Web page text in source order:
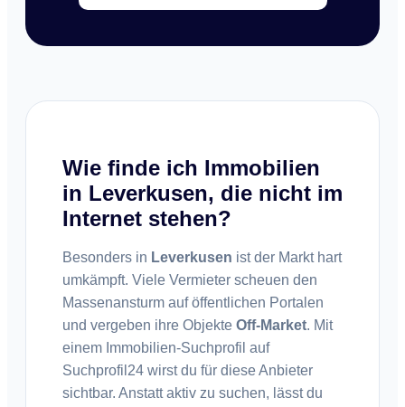
Wie finde ich Immobilien
in Leverkusen, die nicht im
Internet stehen?
Besonders in Leverkusen ist der Markt hart
umkämpft. Viele Vermieter scheuen den
Massenansturm auf öffentlichen Portalen
und vergeben ihre Objekte Off-Market. Mit
einem Immobilien-Suchprofil auf
Suchprofil24 wirst du für diese Anbieter
sichtbar. Anstatt aktiv zu suchen, lässt du